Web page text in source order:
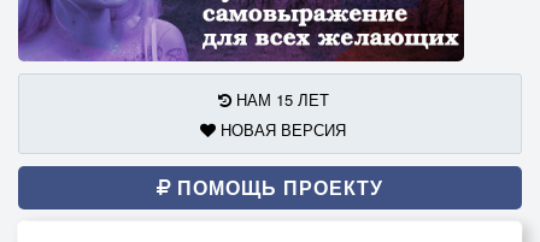
НАМ 15 ЛЕТ
НОВАЯ ВЕРСИЯ
ПОМОЩЬ ПРОЕКТУ